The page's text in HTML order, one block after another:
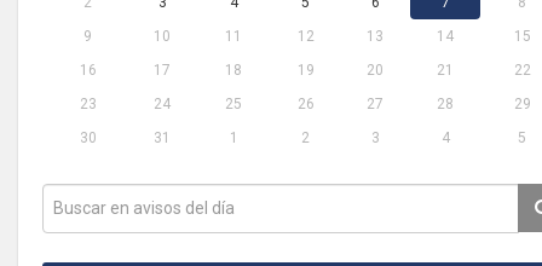
9
10 11 12 13 14
15
16
17 18 19 20 21
22
23
24 25 26 27 28
29
30
31 1 2 3 4 5